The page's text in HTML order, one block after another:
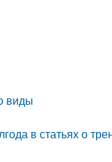
виды
в статьях о